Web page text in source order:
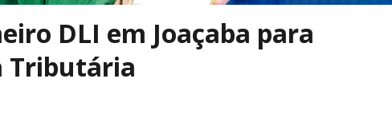
DLI em Joaçaba para
Tributária